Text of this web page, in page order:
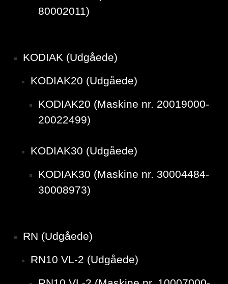
80002011)
KODIAK (Udgåede)
KODIAK20 (Udgåede)
KODIAK20 (Maskine nr. 20019000-
20022499)
KODIAK30 (Udgåede)
KODIAK30 (Maskine nr. 30004484-
30008973)
RN (Udgåede)
RN10 VL-2 (Udgåede)